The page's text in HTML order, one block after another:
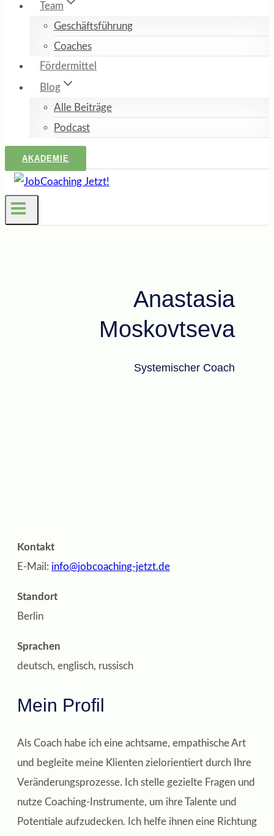
Team
Geschäftsführung
Coaches
Fördermittel
Blog
Alle Beiträge
Podcast
AKADEMIE
Anastasia
Moskovtseva
Systemischer Coach
Kontakt
E-Mail: info@jobcoaching-jetzt.de
Standort
Berlin
Sprachen
deutsch, englisch, russisch
Mein Profil
Als Coach habe ich eine achtsame, empathische Art
und begleite meine Klienten zielorientiert durch Ihre
Veränderungsprozesse. Ich stelle gezielte Fragen und
nutze Coaching-Instrumente, um ihre Talente und
Potentiale aufzudecken. Ich helfe ihnen eine Richtung